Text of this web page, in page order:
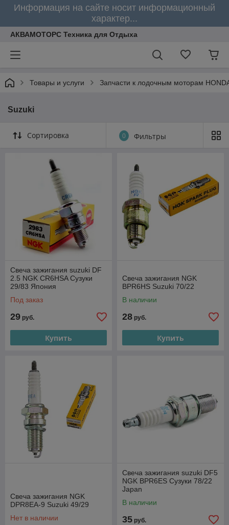
Информация на сайте носит информационный
характер...
АКВАМОТОРС Техника для Отдыха
Товары и услуги Запчасти к лодочным моторам
Suzuki
Сортировка 0 Фильтры
Свеча зажигания suzuki DF
2.5 NGK CR6HSA Сузуки
29/83 Япония
Под заказ
29 руб.
Купить
Свеча зажигания NGK
BPR6HS Suzuki 70/22
В наличии
28 руб.
Купить
Свеча зажигания NGK
DPR8EA-9 Suzuki 49/29
Нет в наличии
Свеча зажигания suzuki DF5
NGK BPR6ES Сузуки 78/22
Japan
В наличии
35 руб.